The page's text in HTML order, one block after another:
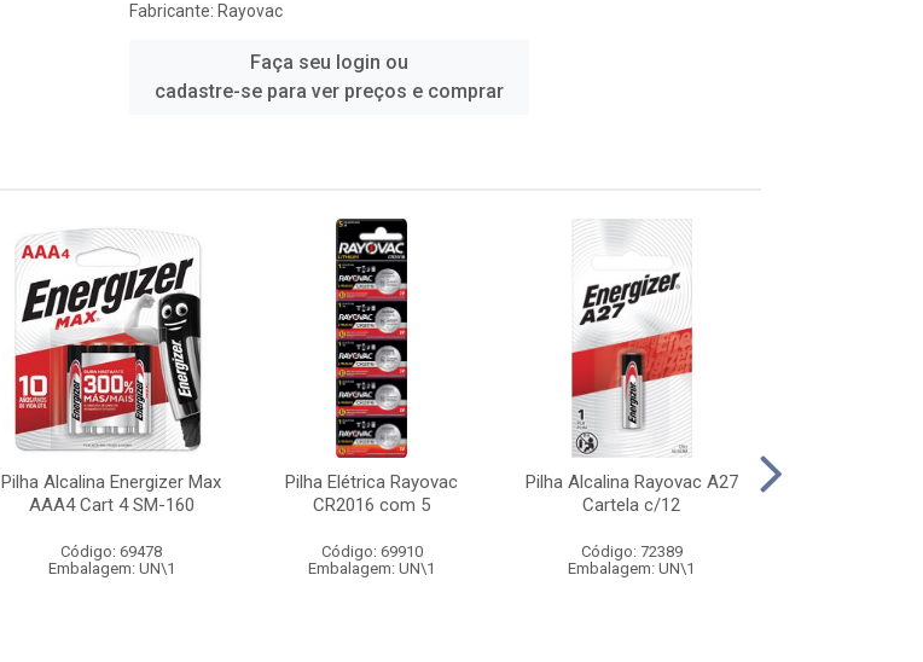
Fabricante: Rayovac
Faça seu login ou
cadastre-se para ver preços e comprar
Pilha Alcalina Energizer Max
AAA4 Cart 4 SM-160
Código: 69478
Embalagem: UN\1
Pilha Elétrica Rayovac
CR2016 com 5
Código: 69910
Embalagem: UN\1
Pilha Alcalina Rayovac A27
Cartela c/12
Código: 72389
Embalagem: UN\1